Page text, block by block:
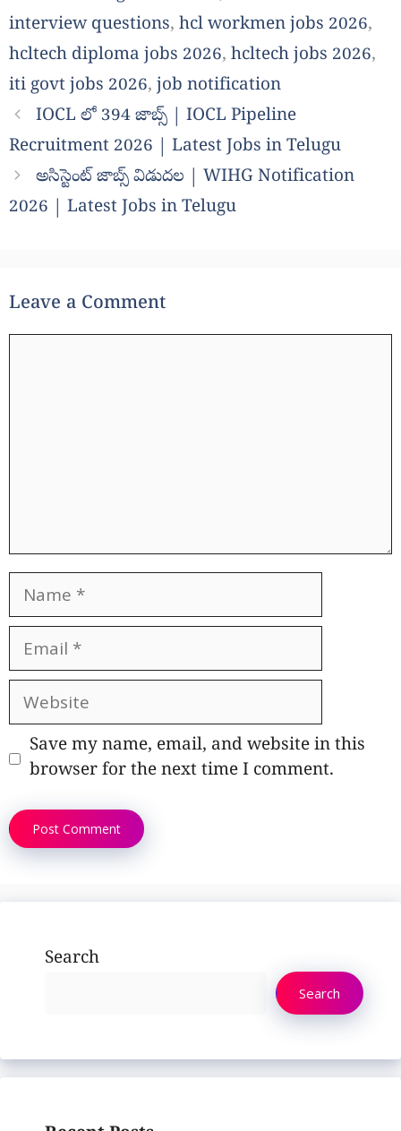
interview questions, hcl workmen jobs 2026,
hcltech diploma jobs 2026, hcltech jobs 2026,
iti govt jobs 2026, job notification
IOCL లో 394 జాబ్స్ | IOCL Pipeline
Recruitment 2026 | Latest Jobs in Telugu
అసిస్టెంట్ జాబ్స్ విడుదల | WIHG Notification
2026 | Latest Jobs in Telugu
Leave a Comment
Name
Email
Website
Save my name, email, and website in this
browser for the next time I comment.
Search
Search